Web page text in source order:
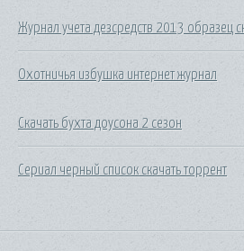
Журнал учета дезсредств 2013 образец
Охотничья избушка интернет журнал
Скачать бухта доусона 2 сезон
Сериал черный список скачать торрент